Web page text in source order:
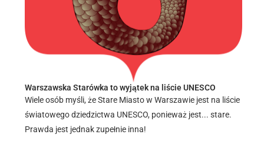
Warszawska Starówka to wyjątek na liście UNESCO
Wiele osób myśli, że Stare Miasto w Warszawie jest na liście
światowego dziedzictwa UNESCO, ponieważ jest... stare.
Prawda jest jednak zupełnie inna!